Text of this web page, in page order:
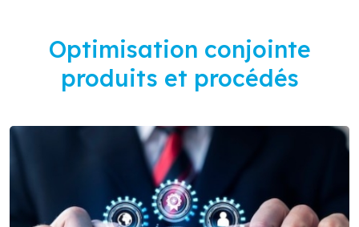
Optimisation conjointe
produits et procédés